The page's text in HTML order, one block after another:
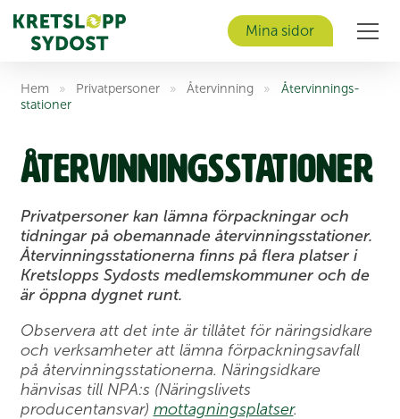
Mina sidor
Hem » Privat­personer » Åter­vinning »
Åter­vinnings­
stationer
Åter­vinnings­stationer
Privatpersoner kan lämna förpackningar och
tidningar på obemannade återvinningsstationer.
Återvinningsstationerna finns på flera platser i
Kretslopps Sydosts medlemskommuner och de
är öppna dygnet runt.
Observera att det inte är tillåtet för näringsidkare
och verksamheter att lämna förpackningsavfall
på återvinningsstationerna. Näringsidkare
hänvisas till NPA:s (Näringslivets
producentansvar) mottagningsplatser.